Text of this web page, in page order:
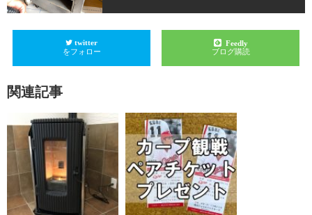
twitter
をフォロー
Feedly
ブログ購読
関連記事